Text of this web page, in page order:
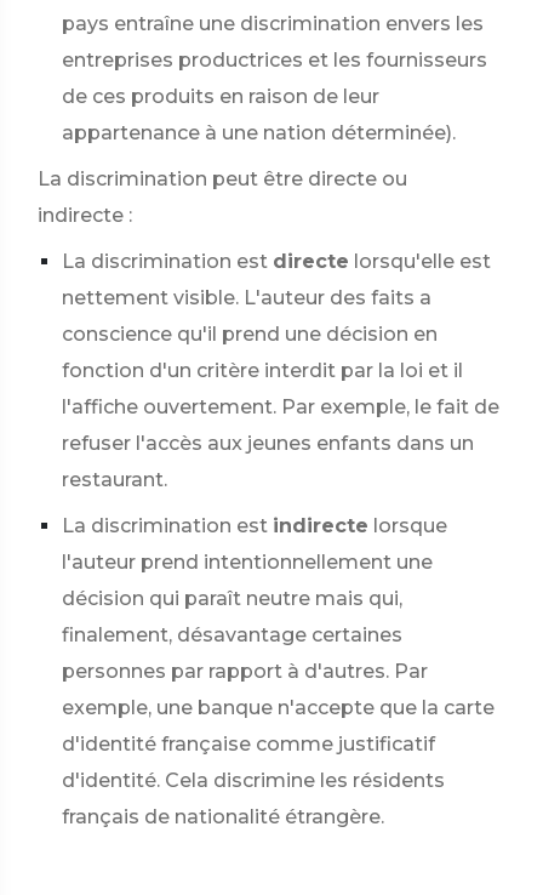
pays entraîne une discrimination envers les
entreprises productrices et les fournisseurs
de ces produits en raison de leur
appartenance à une nation déterminée).
La discrimination peut être directe ou
indirecte :
La discrimination est directe lorsqu'elle est
nettement visible. L'auteur des faits a
conscience qu'il prend une décision en
fonction d'un critère interdit par la loi et il
l'affiche ouvertement. Par exemple, le fait de
refuser l'accès aux jeunes enfants dans un
restaurant.
La discrimination est indirecte lorsque
l'auteur prend intentionnellement une
décision qui paraît neutre mais qui,
finalement, désavantage certaines
personnes par rapport à d'autres. Par
exemple, une banque n'accepte que la carte
d'identité française comme justificatif
d'identité. Cela discrimine les résidents
français de nationalité étrangère.